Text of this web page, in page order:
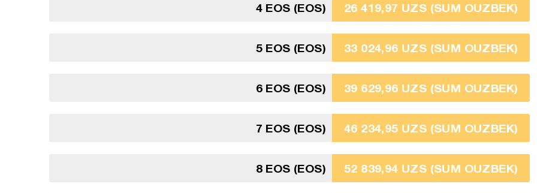
4 EOS (EOS) 26 419,97 UZS (SUM OUZBEK)
5 EOS (EOS) 33 024,96 UZS (SUM OUZBEK)
6 EOS (EOS) 39 629,96 UZS (SUM OUZBEK)
7 EOS (EOS) 46 234,95 UZS (SUM OUZBEK)
8 EOS (EOS) 52 839,94 UZS (SUM OUZBEK)